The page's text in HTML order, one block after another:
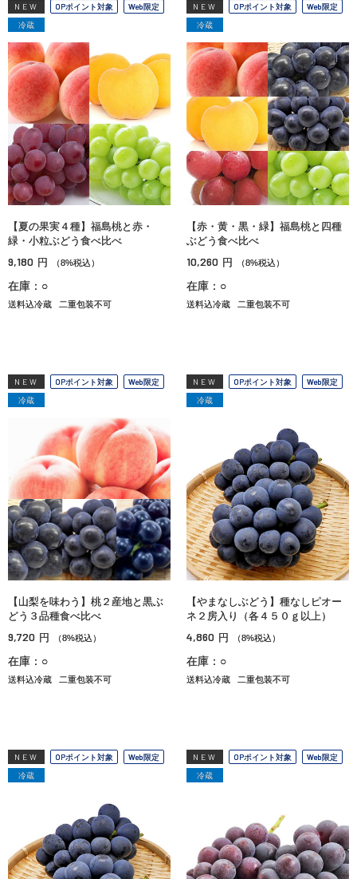
NEW OPポイント対象
Web限定
冷蔵
【夏の果実４種】福島桃と赤・
緑・小粒ぶどう食べ比べ
9,180 円 （8%税込）
在庫：○
送料込冷蔵 二重包装不可
NEW OPポイント対象
Web限定
冷蔵
【赤・黄・黒・緑】福島桃と四種
ぶどう食べ比べ
10,260 円 （8%税込）
在庫：○
送料込冷蔵 二重包装不可
NEW OPポイント対象
Web限定
冷蔵
【山梨を味わう】桃２産地と黒ぶ
どう３品種食べ比べ
9,720 円 （8%税込）
在庫：○
送料込冷蔵 二重包装不可
NEW OPポイント対象
Web限定
冷蔵
【やまなしぶどう】種なしピオー
ネ２房入り（各４５０ｇ以上）
4,860 円 （8%税込）
在庫：○
送料込冷蔵 二重包装不可
NEW OPポイント対象
Web限定
冷蔵
NEW OPポイント対象
Web限定
冷蔵